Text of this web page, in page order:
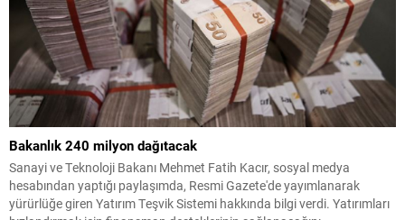
Bakanlık 240 milyon dağıtacak
Sanayi ve Teknoloji Bakanı Mehmet Fatih Kacır, sosyal medya
hesabından yaptığı paylaşımda, Resmi Gazete'de yayımlanarak
yürürlüğe giren Yatırım Teşvik Sistemi hakkında bilgi verdi. Yatırımları